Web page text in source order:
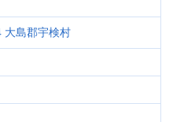
大島郡宇検村